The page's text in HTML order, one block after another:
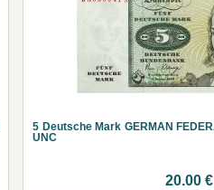
5 Deutsche Mark GERMAN
UNC
20.00 €